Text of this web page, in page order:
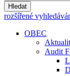
Hledat
rozšířené
OBEC
Audit